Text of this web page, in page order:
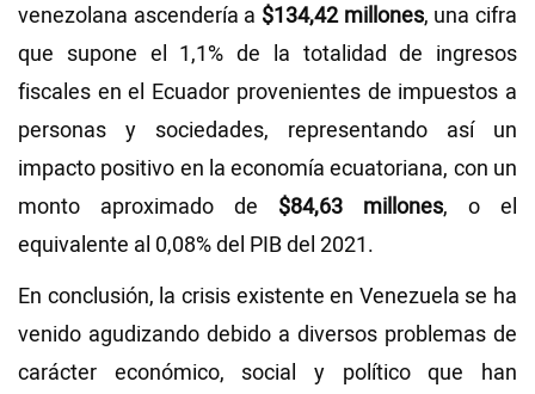
venezolana ascendería a $134,42 millones, una cifra
que supone el 1,1% de la totalidad de ingresos
fiscales en el Ecuador provenientes de impuestos a
personas y sociedades, representando así un
impacto positivo en la economía ecuatoriana, con un
monto aproximado de $84,63 millones, o el
equivalente al 0,08% del PIB del 2021.
En conclusión, la crisis existente en Venezuela se ha
venido agudizando debido a diversos problemas de
carácter económico, social y político que han